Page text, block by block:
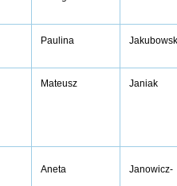
Paulina
Mateusz Janiak
Aneta Janowicz-